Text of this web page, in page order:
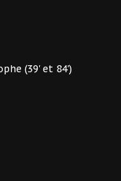
(39' et 84')